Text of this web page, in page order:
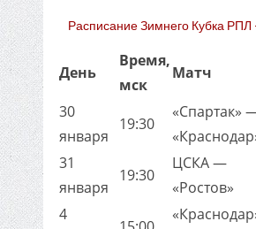
Расписание Зимнего Кубка РПЛ
День
Время,
мск
Матч
30
января
19:30
«Спартак»
31
января
19:30
ЦСКА —
«Ростов»
4